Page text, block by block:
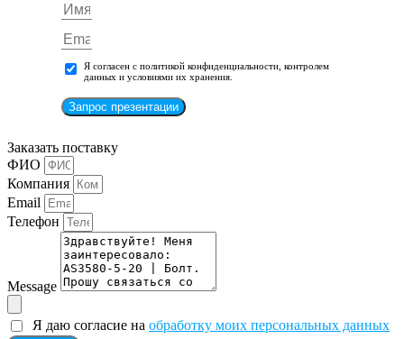
Я согласен с политикой конфиденциальности, контролем
данных и условиями их хранения.
Запрос презентации
Заказать поставку
ФИО
Компания
Email
Телефон
Message
Я даю согласие на обработку моих персональных данных